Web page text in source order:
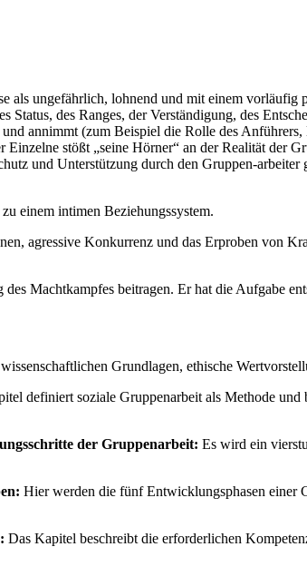
als ungefährlich, lohnend und mit einem
Status, des Ranges, der Verständigung, des
annimmt (zum Beispiel die Rolle des
stößt „seine Hörner“ an der Realität der
und Unterstützung durch den Gruppen-
einem intimen Beziehungssystem.
agressive Konkurrenz und das Erproben von
Machtkampfes beitragen. Er hat die Aufgabe
Grundlagen, ethische
definiert soziale Gruppenarbeit als Methode
der Gruppenarbeit: Es wird ein
Hier werden die fünf Entwicklungsphasen einer
Das Kapitel beschreibt die erforderlichen